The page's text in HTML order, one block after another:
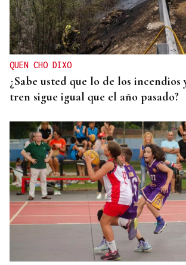
SIEMENS GAMESA
El Ibex 35 abre la sesión con un
acaricia los históricos 20.100 puntos
QUEN CHO DIXO
¿Sabe usted que lo de los incendios
tren sigue igual que el año pasado?